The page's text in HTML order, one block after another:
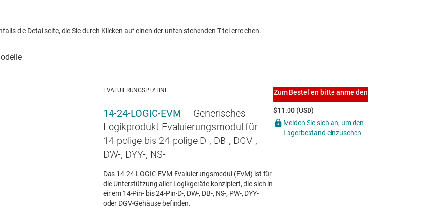
die Detailseite, die Sie durch Klicken auf einen der unten stehenden Titel erreichen.
EVALUIERUNGSPLATINE
14-24-LOGIC-EVM — Generisches
Logikprodukt-Evaluierungsmodul für
14-polige bis 24-polige D-, DB-, DGV-,
DW-, DYY-, NS-
Das 14-24-LOGIC-EVM-Evaluierungsmodul (EVM) ist für
die Unterstützung aller Logikgeräte konzipiert, die sich in
einem 14-Pin- bis 24-Pin-D-, DW-, DB-, NS-, PW-, DYY-
oder DGV-Gehäuse befinden.
Zum Bestellen bitte anmelden
$11.00 (USD)
Melden Sie sich an, um den
Lagerbestand einzusehen